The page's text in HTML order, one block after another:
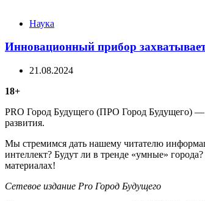
Categories
Наука
Инновационный прибор
21.08.2024
18+
PRO Город Будущего (ПРО Город Будущего) —
развития.
Мы стремимся дать нашему читателю
интеллект? Будут ли в тренде «умные»
материалах!
Сетевое издание Рrо Город Будущего